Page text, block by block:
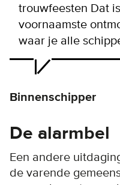
trouwfeesten Dat
voornaamste
waar je alle
Binnenschipper
De alarmbel
Een andere
de varende